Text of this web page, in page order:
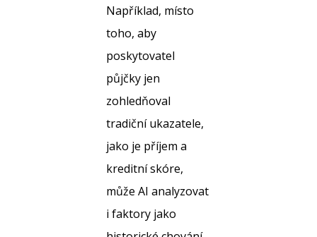
Například, místo
toho, aby
poskytovatel
půjčky jen
zohledňoval
tradiční ukazatele,
jako je příjem a
kreditní skóre,
může AI analyzovat
i faktory jako